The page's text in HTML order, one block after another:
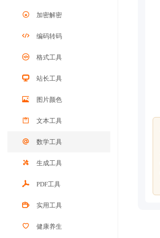
加密解密
编码转码
格式工具
站长工具
图片颜色
文本工具
数学工具
生成工具
PDF工具
实用工具
健康养生